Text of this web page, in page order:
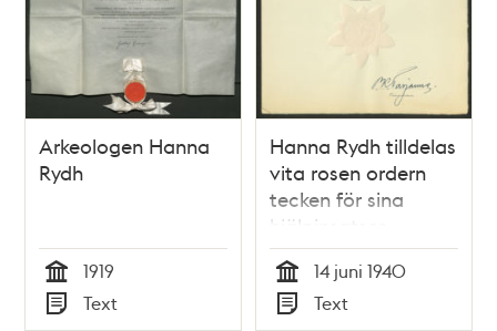
Arkeologen Hanna
Rydh
Tid
1919
Text
Hanna Rydh tilldelas
vita rosen ordern
tecken för sina
hjälpinsatser
Tid
14 juni 1940
Text